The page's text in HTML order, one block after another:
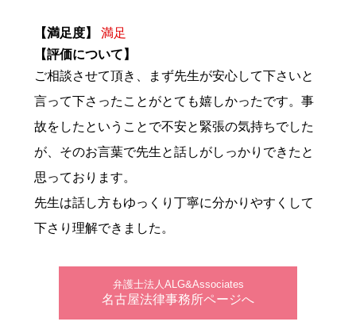
【満足度】
満足
【評価について】
ご相談させて頂き、まず先生が安心して下さいと
言って下さったことがとても嬉しかったです。事
故をしたということで不安と緊張の気持ちでした
が、そのお言葉で先生と話しがしっかりできたと
思っております。
先生は話し方もゆっくり丁寧に分かりやすくして
下さり理解できました。
弁護士法人ALG&Associates
名古屋法律事務所ページへ